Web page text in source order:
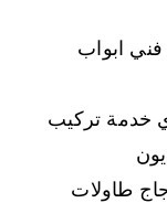
فني ابواب
خدمة تركيب
طاولات